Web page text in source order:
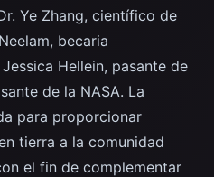
Ye Zhang, científico de
becaria
Hellein, pasante de
de la NASA. La
para proporcionar
tierra a la comunidad
el fin de complementar